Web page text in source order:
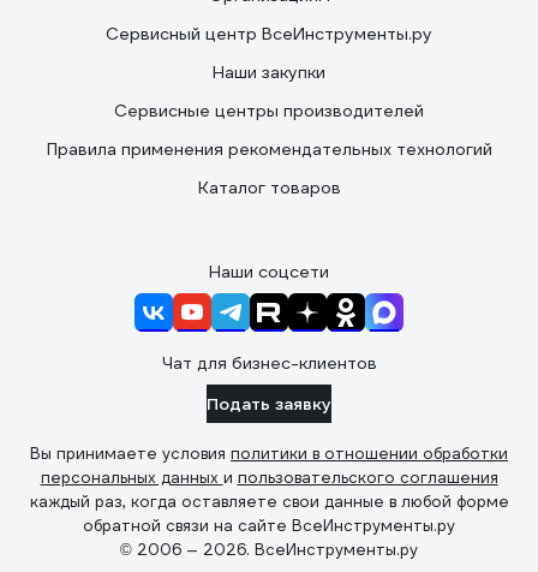
Сервисный центр ВсеИнструменты.ру
Наши закупки
Сервисные центры производителей
Правила применения рекомендательных технологий
Каталог товаров
Наши соцсети
Чат для бизнес-клиентов
Подать заявку
Вы принимаете условия политики в отношении обработки
персональных данных и пользовательского соглашения
каждый раз, когда оставляете свои данные в любой форме
обратной связи на сайте ВсеИнструменты.ру
© 2006 — 2026. ВсеИнструменты.ру